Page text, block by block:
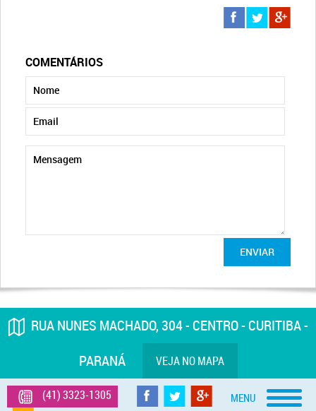
COMENTÁRIOS
ENVIAR
RUA NUNES MACHADO, 304 - CENTRO - CURITIBA -
PARANÁ
VEJA NO MAPA
(41) 3323-1305